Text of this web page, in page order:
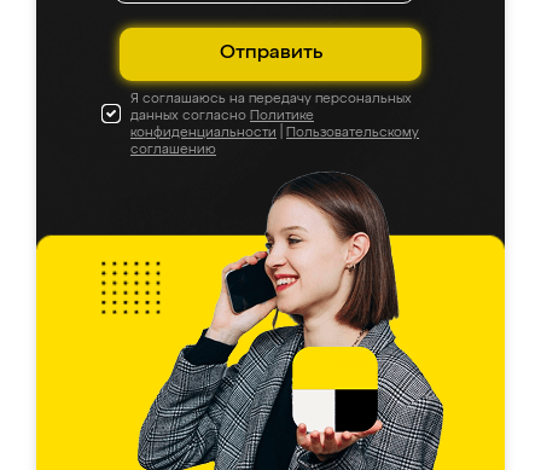
Отправить
Я соглашаюсь на передачу персональных
данных согласно Политике
конфиденциальности
Пользовательскому
соглашению